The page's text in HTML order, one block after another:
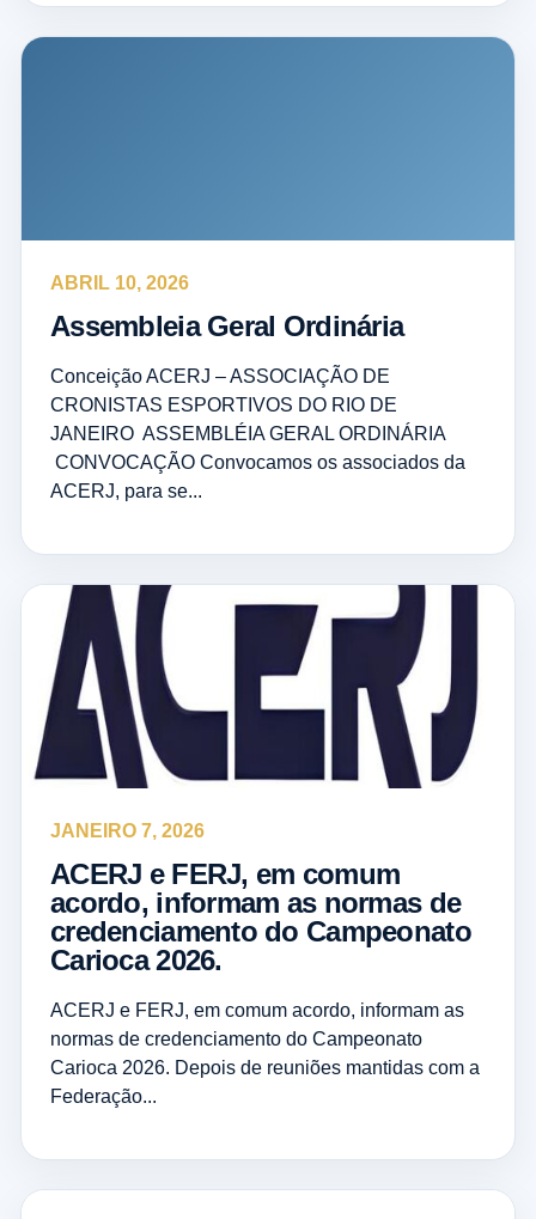
ABRIL 10, 2026
Assembleia Geral Ordinária
Conceição ACERJ – ASSOCIAÇÃO DE
CRONISTAS ESPORTIVOS DO RIO DE
JANEIRO ASSEMBLÉIA GERAL ORDINÁRIA
CONVOCAÇÃO Convocamos os associados da
ACERJ, para se...
JANEIRO 7, 2026
ACERJ e FERJ, em comum
acordo, informam as normas de
credenciamento do Campeonato
Carioca 2026.
ACERJ e FERJ, em comum acordo, informam as
normas de credenciamento do Campeonato
Carioca 2026. Depois de reuniões mantidas com a
Federação...